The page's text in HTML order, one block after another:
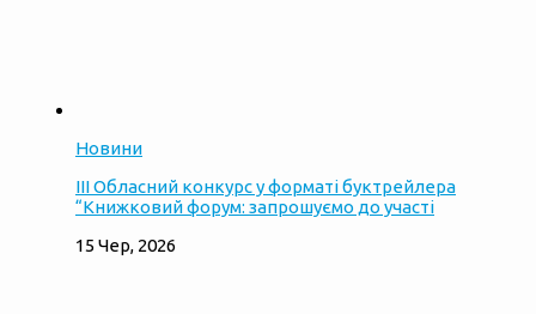
Новини
ІІІ Обласний конкурс у форматі буктрейлера
“Книжковий форум: запрошуємо до участі
15 Чер, 2026